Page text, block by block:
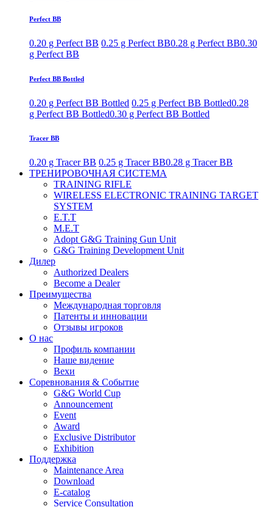
Perfect BB
0.20 g Perfect BB 0.25 g Perfect BB0.28 g Perfect BB0.30
g Perfect BB
Perfect BB Bottled
0.20 g Perfect BB Bottled 0.25 g Perfect BB Bottled0.28
g Perfect BB Bottled0.30 g Perfect BB Bottled
Tracer BB
0.20 g Tracer BB 0.25 g Tracer BB0.28 g Tracer BB
ТРЕНИРОВОЧНАЯ СИСТЕМА
TRAINING RIFLE
WIRELESS ELECTRONIC TRAINING TARGET
SYSTEM
E.T.T
M.E.T
Adopt G&G Training Gun Unit
G&G Training Development Unit
Дилер
Authorized Dealers
Become a Dealer
Преимущества
Международная торговля
Патенты и инновации
Отзывы игроков
О нас
Профиль компании
Наше видение
Вехи
Соревнования & Событие
G&G World Cup
Announcement
Event
Award
Exclusive Distributor
Exhibition
Поддержка
Maintenance Area
Download
E-catalog
Service Consultation